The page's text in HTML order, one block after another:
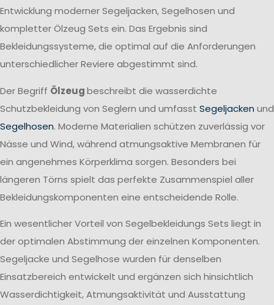
Entwicklung moderner Segeljacken, Segelhosen und
kompletter Ölzeug Sets ein. Das Ergebnis sind
Bekleidungssysteme, die optimal auf die Anforderungen
unterschiedlicher Reviere abgestimmt sind.
Der Begriff Ölzeugbeschreibt die wasserdichte
Schutzbekleidung von Seglern und umfasst Segeljacken und
Segelhosen. Moderne Materialien schützen zuverlässig vor
Nässe und Wind, während atmungsaktive Membranen für
ein angenehmes Körperklima sorgen. Besonders bei
längeren Törns spielt das perfekte Zusammenspiel aller
Bekleidungskomponenten eine entscheidende Rolle.
Ein wesentlicher Vorteil von Segelbekleidungs Sets liegt in
der optimalen Abstimmung der einzelnen Komponenten.
Segeljacke und Segelhose wurden für denselben
Einsatzbereich entwickelt und ergänzen sich hinsichtlich
Wasserdichtigkeit, Atmungsaktivität und Ausstattung